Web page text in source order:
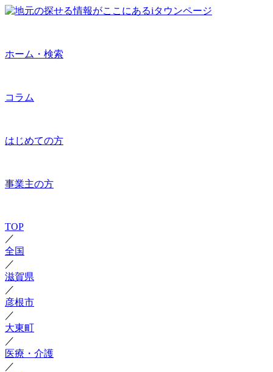
ホーム・検索
コラム
はじめての方
事業主の方
TOP
／
全国
／
滋賀県
／
彦根市
／
大東町
／
医療・介護
／